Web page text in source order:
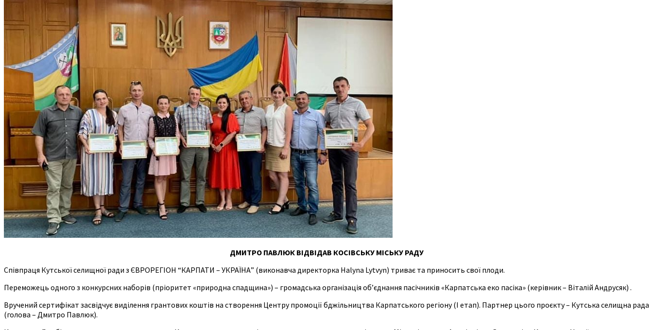
ДМИТРО ПАВЛЮК ВІДВІДАВ КОСІВСЬКУ МІСЬКУ РАДУ
Співпраця Кутської селищної ради з ЄВРОРЕГІОН “КАРПАТИ – УКРАЇНА” (виконавча директорка Halyna Lytvyn) триває та приносить свої плоди.
Переможець одного з конкурсних наборів (пріоритет «природна спадщина») – громадська організація об’єднання пасічників «Карпатська еко пасіка» (керівник – Віталій Андрусяк) .
Вручений сертифікат засвідчує виділення грантових коштів на створення Центру промоції бджільництва Карпатського регіону (I етап). Партнер цього проєкту – Кутська селищна рада
(голова – Дмитро Павлюк).